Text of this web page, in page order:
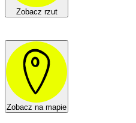
Zobacz rzut
Zobacz na mapie